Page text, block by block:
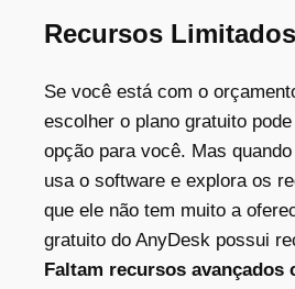
Recursos Limitados
Se você está com o
escolher o plano gratuito
opção para você. Mas
usa o software e explora os
que ele não tem muito a
gratuito do AnyDesk possui
Faltam recursos avançados